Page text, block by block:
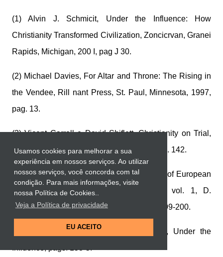
Usamos cookies para melhorar a sua
experiência em nossos serviços. Ao utilizar
nossos serviços, você concorda com tal
condição. Para mais informações, visite
nossa Política de Cookies..
Veja a Política de privacidade
EU ACEITO
(1) Alvin J. Schmicit, Under the Influence: How
Christianity Transformed Civilization, Zoncicrvan, Granei
Rapids, Michigan, 200 I, pag J 30.
(2) Michael Davies, For Altar and Throne: The Rising in
the Vendee, Rill nant Press, St. Paul, Minnesota, 1997,
pag. 13.
(3) Vicent Carroll e David Shiflett, Christianity on Trial,
Encounter Books, San Francisco, 2001, pág. 142.
(4) William Edward Hartpole Lecky, History of European
Morais from Augustus to Charlemagne, vol. 1, D.
Appleton and Co., New York, 1870, págs. 199-200.
(5) Ibid., pág. 202. (6) Alvin J. Schmidt, Under the